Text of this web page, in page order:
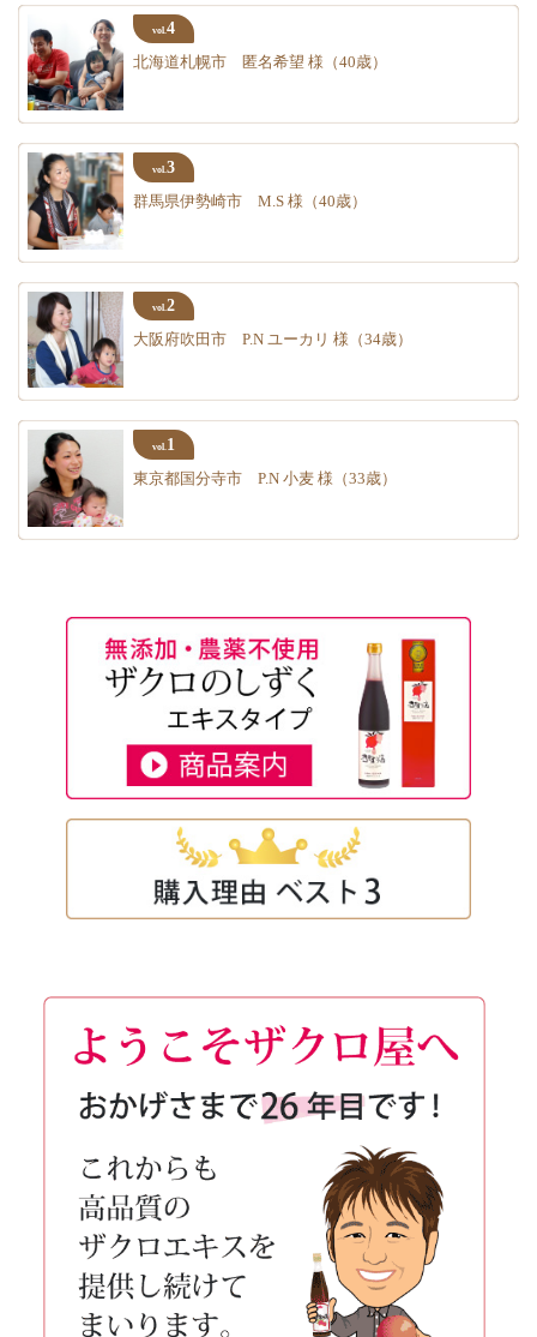
vol.4
北海道札幌市 匿名希望 様（40歳）
vol.3
群馬県伊勢崎市 M.S 様（40歳）
vol.2
大阪府吹田市 P.N ユーカリ 様（34歳）
vol.1
東京都国分寺市 P.N 小麦 様（33歳）